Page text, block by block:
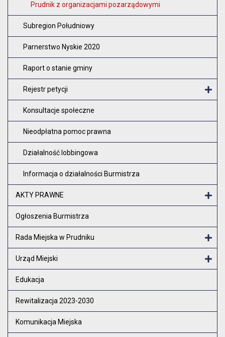
Prudnik z organizacjami pozarządowymi
Subregion Południowy
Parnerstwo Nyskie 2020
Raport o stanie gminy
Rejestr petycji
Konsultacje społeczne
Nieodpłatna pomoc prawna
Działalność lobbingowa
Informacja o działalności Burmistrza
AKTY PRAWNE
Ogłoszenia Burmistrza
Rada Miejska w Prudniku
Urząd Miejski
Edukacja
Rewitalizacja 2023-2030
Komunikacja Miejska